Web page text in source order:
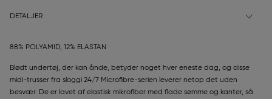
DETALJER
88% POLYAMID, 12% ELASTAN
Blødt undertøj, der kan ånde, betyder noget hver eneste dag, og disse
midi-trusser fra sloggi 24/7 Microfibre-serien leverer netop det uden
besvær. De er lavet af elastisk mikrofiber med flade sømme og kanter, så